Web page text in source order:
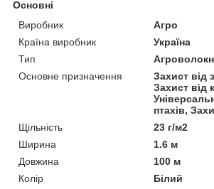
Основні
Виробник
Агро
Країна виробник
Україна
Тип
Основне призначення
Захист від
Захист від
птахів,
Щільність
23 г/м2
Ширина
1.6 м
Довжина
100 м
Колір
Білий